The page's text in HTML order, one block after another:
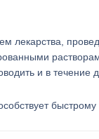
лекарства,
и в течение
быстрому